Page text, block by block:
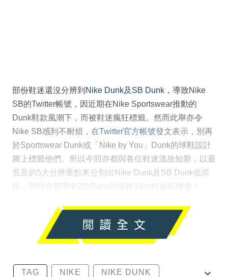
部份鞋迷還沒分辨到 Nike Dunk及 SB Dunk ，導致Nike
SB的Twitter帳號，因近期在Nike Sportswear推動的
Dunk鞋款風潮下，而被鞋迷瘋狂標籤。然而此舉亦令
Nike SB感到不耐煩，在Twitter官方帳號發文表示，別再
於Sportswear Dunk或「Nike by You」Dunk的球鞋設計
圖上標籤他們。所以今回亦都與各位鞋迷溫故知新，以最
普及的5大分辨重點來分別出Nike Dunk及SB Dunk低筒
版，同時亦都帶來2款Dunk的最後19小時抽籤機會！
TAG NIKE NIKE DUNK